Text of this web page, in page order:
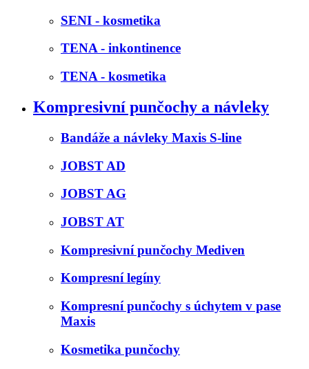
SENI - kosmetika
TENA - inkontinence
TENA - kosmetika
Kompresivní punčochy a návleky
Bandáže a návleky Maxis S-line
JOBST AD
JOBST AG
JOBST AT
Kompresivní punčochy Mediven
Kompresní legíny
Kompresní punčochy s úchytem v pase
Maxis
Kosmetika punčochy